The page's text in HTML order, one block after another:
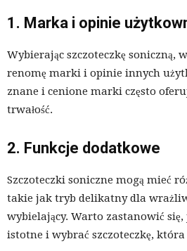
1. Marka i opinie
Wybierając szczoteczkę soniczną,
renomę marki i opinie innych
znane i cenione marki często
trwałość.
2. Funkcje dodatkowe
Szczoteczki soniczne mogą mieć
takie jak tryb delikatny dla
wybielający. Warto zastanowić
istotne i wybrać szczoteczkę, która